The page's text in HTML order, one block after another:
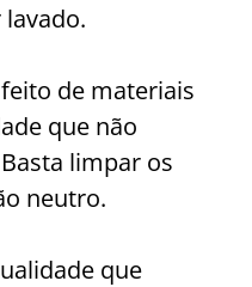
de materiais
que não
limpar os
neutro.
que